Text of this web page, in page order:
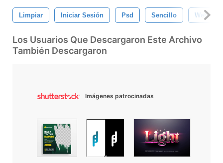
Limpiar Iniciar Sesión Psd Sencillo Web
Los Usuarios Que Descargaron Este Archivo
También Descargaron
Imágenes patrocinadas